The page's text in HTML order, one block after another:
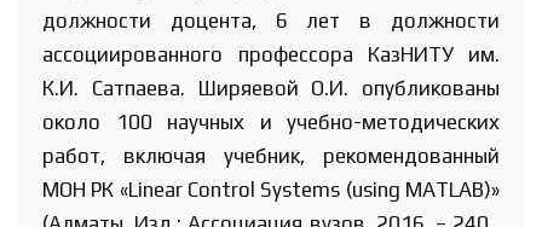
должности доцента, 6 лет в должности
ассоциированного профессора КазНИТУ им.
К.И. Сатпаева. Ширяевой О.И. опубликованы
около 100 научных и учебно-методических
работ, включая учебник, рекомендованный
МОН РК «Linear Control Systems (using MATLAB)»